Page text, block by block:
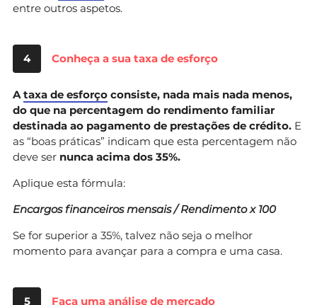
entre outros aspetos.
4 Conheça a sua taxa de esforço
A taxa de esforço consiste, nada mais nada menos,
do que na percentagem do rendimento familiar
destinada ao pagamento de prestações de crédito. E
as “boas práticas” indicam que esta percentagem não
deve ser nunca acima dos 35%.
Aplique esta fórmula:
Encargos financeiros mensais / Rendimento x 100
Se for superior a 35%, talvez não seja o melhor
momento para avançar para a compra e uma casa.
5 Faça uma análise de mercado